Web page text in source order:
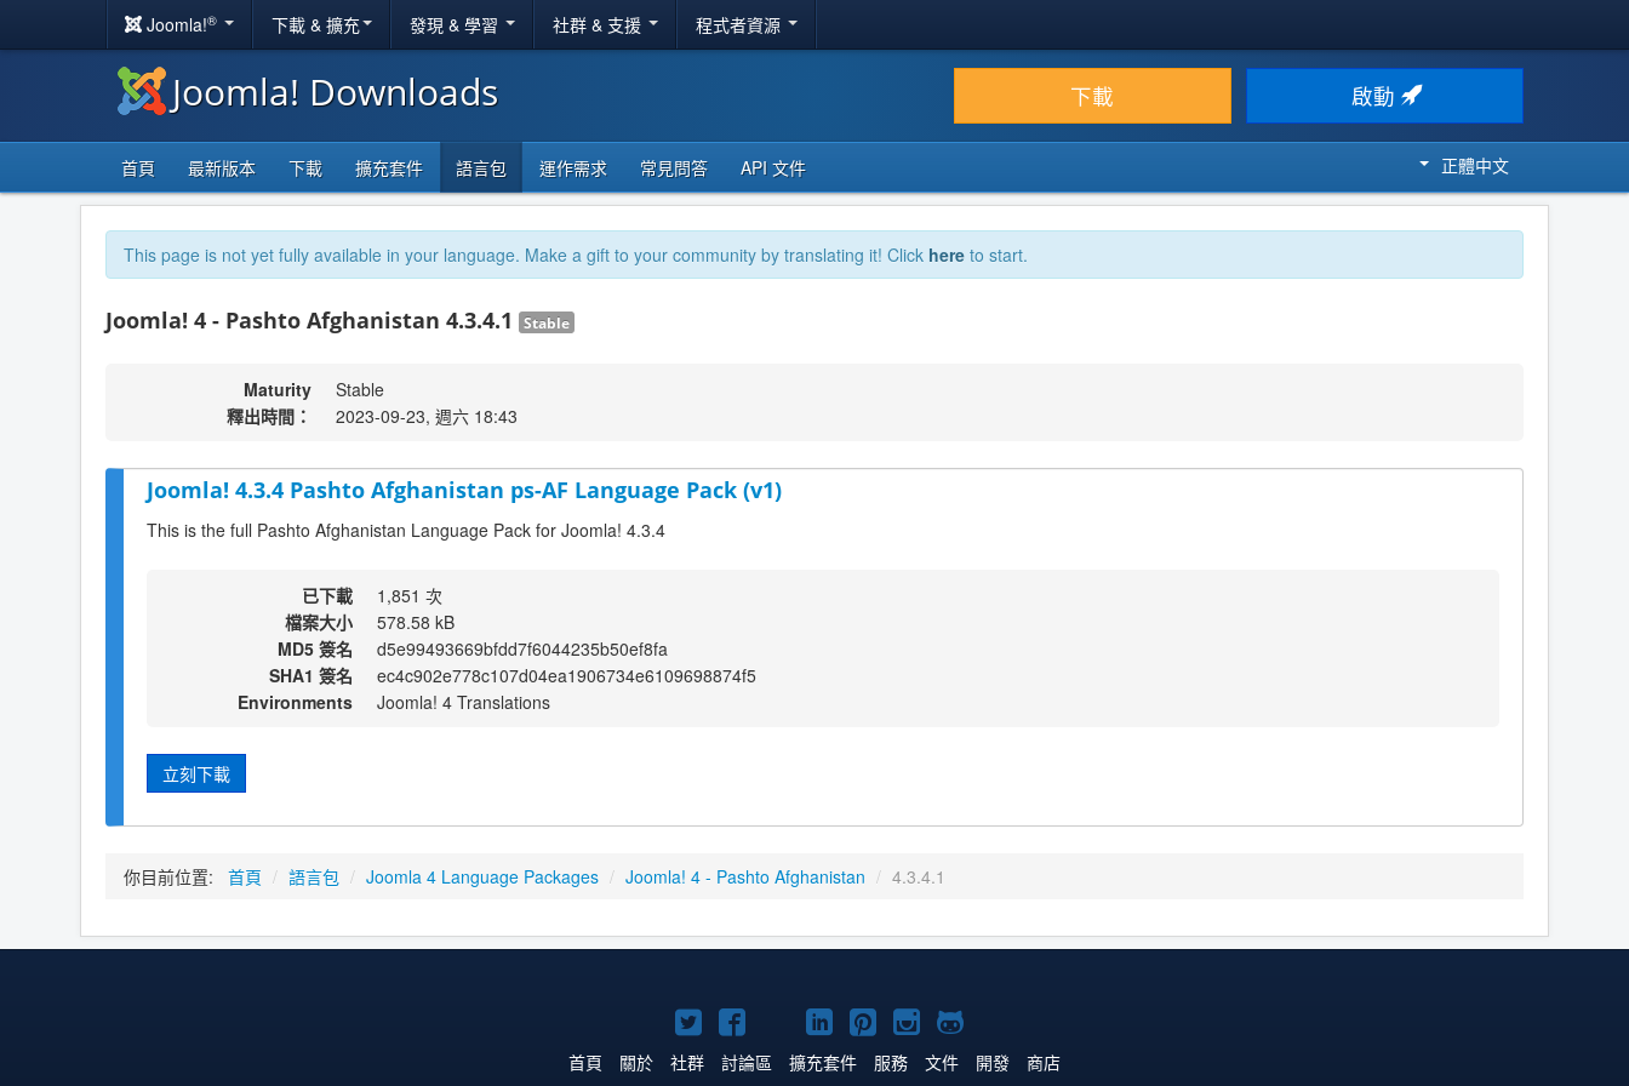
Joomla!® 下載 & 擴充 發現 & 學習 社群 & 支援 程式者資源
Joomla! Downloads 下載 啟動
首頁 最新版本 下載 擴充套件 語言包 運作需求 常見問答 API 文件 正體中文
This page is not yet fully available in your language. Make a gift to your community by translating it! Click here to start.
Joomla! 4 - Pashto Afghanistan 4.3.4.1 Stable
Maturity
Stable
釋出時間：
2023-09-23, 週六 18:43
Joomla! 4.3.4 Pashto Afghanistan ps-AF Language Pack (v1)
This is the full Pashto Afghanistan Language Pack for Joomla! 4.3.4
已下載
1,851 次
檔案大小
578.58 kB
MD5 簽名
d5e99493669bfdd7f6044235b50ef8fa
SHA1 簽名
ec4c902e778c107d04ea1906734e6109698874f5
Environments
Joomla! 4 Translations
立刻下載
你目前位置: 首頁 / 語言包 / Joomla 4 Language Packages / Joomla! 4 - Pashto Afghanistan / 4.3.4.1
Twitter
上
Facebook
上
YouTube
上
Linkedln
上
Pinterest
上
Instagram
上
GitHub
上
首頁 關於 社群 討論區 擴充套件 服務 文件 開發 商店